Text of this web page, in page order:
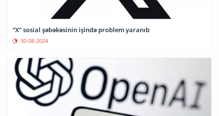
“X” sosial şəbəkəsinin işində problem yaranıb
30-08-2024